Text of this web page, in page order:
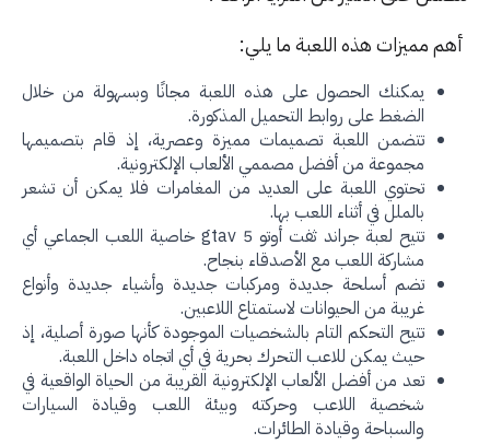
مميزات هذه اللعبة ما يلي:
يمكنك الحصول على هذه اللعبة مجانًا وبسهولة من خلال
الضغط على روابط التحميل المذكورة.
تتضمن اللعبة تصميمات مميزة وعصرية، إذ قام بتصميمها
مجموعة من أفضل مصممي الألعاب الإلكترونية.
تحتوي اللعبة على العديد من المغامرات فلا يمكن أن تشعر
بالملل في أثناء اللعب بها.
تتيح لعبة جراند ثفت أوتو 5 gtav خاصية اللعب الجماعي أي
مشاركة اللعب مع الأصدقاء بنجاح.
تضم أسلحة جديدة ومركبات جديدة وأشياء جديدة وأنواع
غريبة من الحيوانات لاستمتاع اللاعبين.
تتيح التحكم التام بالشخصيات الموجودة كأنها صورة أصلية، إذ
حيث يمكن للاعب التحرك بحرية في أي اتجاه داخل اللعبة.
تعد من أفضل الألعاب الإلكترونية القريبة من الحياة الواقعية في
شخصية اللاعب وحركته وبيئة اللعب وقيادة السيارات
والسباحة وقيادة الطائرات.